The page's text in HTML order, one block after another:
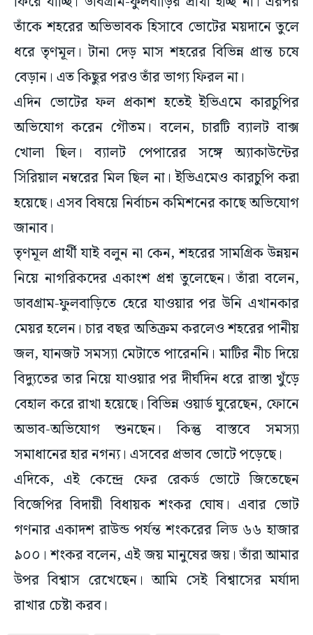
তাঁকে শহরের অভিভাবক হিসাবে ভোটের ময়দানে তুলে
ধরে তৃণমূল। টানা দেড় মাস শহরের বিভিন্ন প্রান্ত চষে
বেড়ান। এত কিছুর পরও তাঁর ভাগ্য ফিরল না।
এদিন ভোটের ফল প্রকাশ হতেই ইভিএমে কারচুপির
অভিযোগ করেন গৌতম। বলেন, চারটি ব্যালট বাক্স
খোলা ছিল। ব্যালট পেপারের সঙ্গে অ্যাকাউন্টের
সিরিয়াল নম্বরের মিল ছিল না। ইভিএমেও কারচুপি করা
হয়েছে। এসব বিষয়ে নির্বাচন কমিশনের কাছে অভিযোগ
জানাব।
তৃণমূল প্রার্থী যাই বলুন না কেন, শহরের সামগ্রিক উন্নয়ন
নিয়ে নাগরিকদের একাংশ প্রশ্ন তুলেছেন। তাঁরা বলেন,
ডাবগ্রাম-ফুলবাড়িতে হেরে যাওয়ার পর উনি এখানকার
মেয়র হলেন। চার বছর অতিক্রম করলেও শহরের পানীয়
জল, যানজট সমস্যা মেটাতে পারেননি। মাটির নীচ দিয়ে
বিদ্যুতের তার নিয়ে যাওয়ার পর দীর্ঘদিন ধরে রাস্তা খুঁড়ে
বেহাল করে রাখা হয়েছে। বিভিন্ন ওয়ার্ড ঘুরেছেন, ফোনে
অভাব-অভিযোগ শুনছেন। কিন্তু বাস্তবে সমস্যা
সমাধানের হার নগন্য। এসবের প্রভাব ভোটে পড়েছে।
এদিকে, এই কেন্দ্রে ফের রেকর্ড ভোটে জিতেছেন
বিজেপির বিদায়ী বিধায়ক শংকর ঘোষ। এবার ভোট
গণনার একাদশ রাউন্ড পর্যন্ত শংকরের লিড ৬৬ হাজার
৯০০। শংকর বলেন, এই জয় মানুষের জয়। তাঁরা আমার
উপর বিশ্বাস রেখেছেন। আমি সেই বিশ্বাসের মর্যাদা
রাখার চেষ্টা করব।